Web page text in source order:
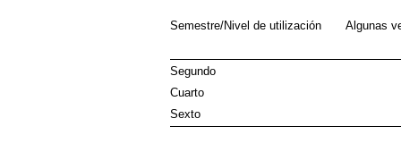
Semestre/Nivel de utilización
Cuarto
Sexto